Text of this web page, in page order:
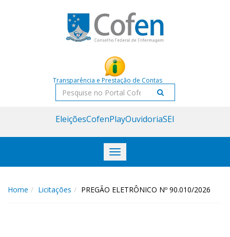
Transparência e Prestação de Contas
Pesquisar
EleiçõesCofenPlayOuvidoriaSEI
Toggle
navigation
Home Licitações PREGÃO ELETRÔNICO Nº 90.010/2026